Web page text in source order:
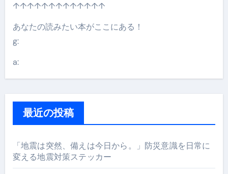
↑↑↑↑↑↑↑↑↑↑↑↑↑
あなたの読みたい本がここにある！
g:
a:
最近の投稿
「地震は突然、備えは今日から。」防災意識を日常に
変える地震対策ステッカー